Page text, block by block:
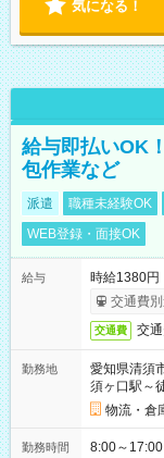
気になる！
給与即払いOK
包作業など
派遣 職種未経験OK
WEB登録・面接OK
給与
時給1380
交通費
交通費 交
勤務地
愛知県清須
須ヶ口駅～
物流・倉
勤務時間